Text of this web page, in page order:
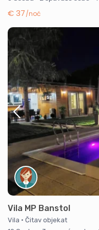
€ 37/noć
Vila MP Banstol
Vila · Čitav objekat